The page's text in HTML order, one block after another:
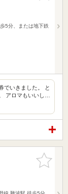
5分、または地下鉄
でいきました。 と
アロマもいいし…
お気に入
りに追加